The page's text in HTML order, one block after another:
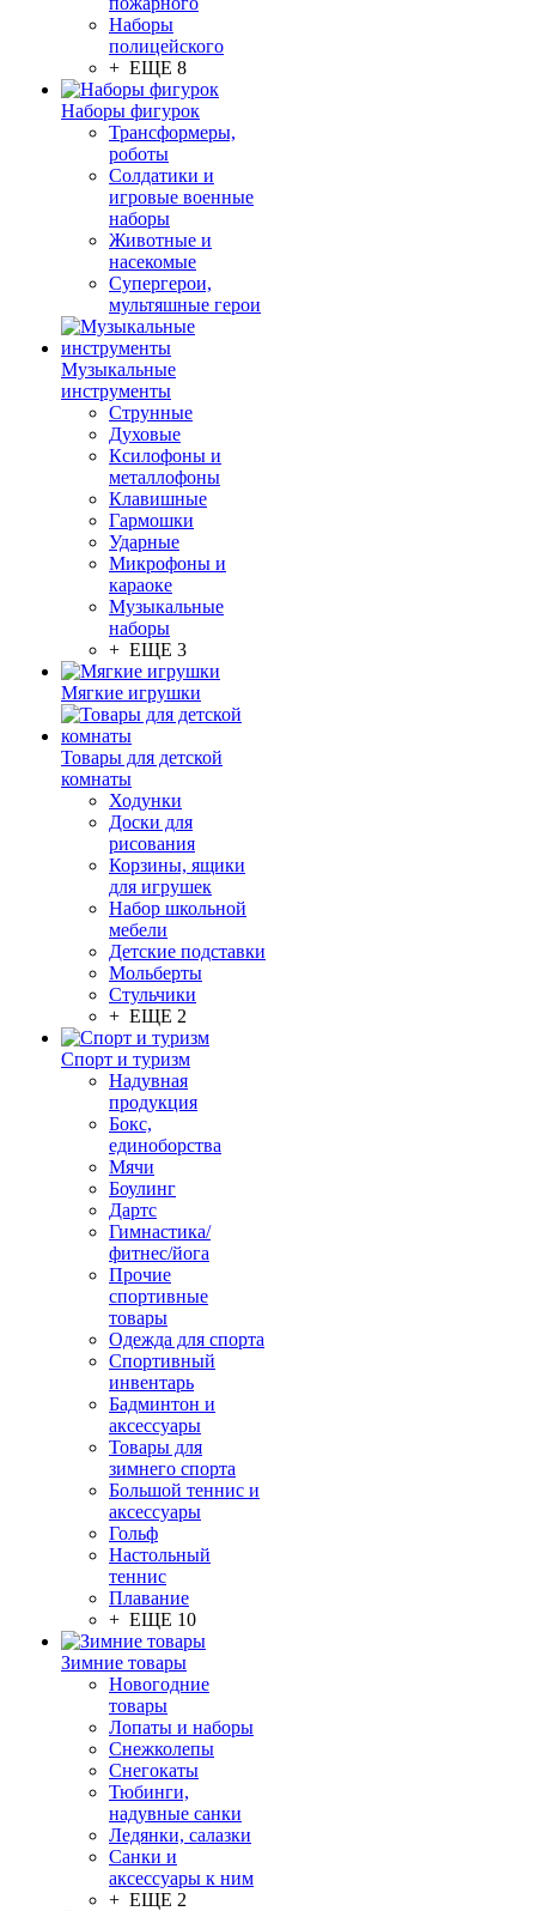
Наборы
полицейского
+ ЕЩЕ 8
Наборы фигурок
Трансформеры,
роботы
Солдатики и
игровые военные
наборы
Животные и
насекомые
Супергерои,
мультяшные герои
Музыкальные
инструменты
Струнные
Духовые
Ксилофоны и
металлофоны
Клавишные
Гармошки
Ударные
Микрофоны и
караоке
Музыкальные
наборы
+ ЕЩЕ 3
Мягкие игрушки
Товары для детской
комнаты
Ходунки
Доски для
рисования
Корзины, ящики
для игрушек
Набор школьной
мебели
Детские подставки
Мольберты
Стульчики
+ ЕЩЕ 2
Спорт и туризм
Надувная
продукция
Бокс,
единоборства
Мячи
Боулинг
Дартс
Гимнастика/
фитнес/йога
Прочие
спортивные
товары
Одежда для спорта
Спортивный
инвентарь
Бадминтон и
аксессуары
Товары для
зимнего спорта
Большой теннис и
аксессуары
Гольф
Настольный
теннис
Плавание
+ ЕЩЕ 10
Зимние товары
Новогодние
товары
Лопаты и наборы
Снежколепы
Снегокаты
Тюбинги,
надувные санки
Ледянки, салазки
Санки и
аксессуары к ним
+ ЕЩЕ 2